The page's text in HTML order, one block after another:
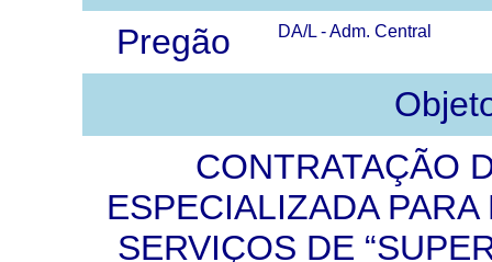
Pregão DA/L - Adm. Central
CONTRATAÇÃO
ESPECIALIZADA
SERVIÇOS DE